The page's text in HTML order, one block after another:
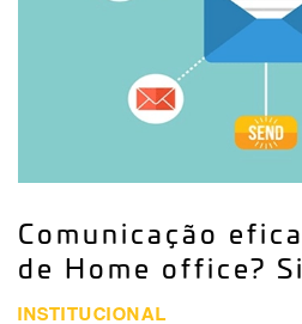
Comunicação
de Home office?
INSTITUCIONAL